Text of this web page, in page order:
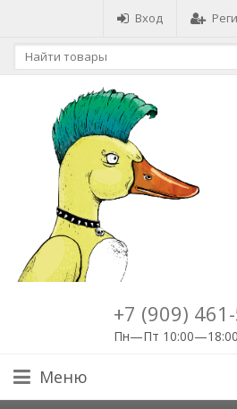
Вход
+7 (909)
Пн—Пт 10:00—18:00
Меню